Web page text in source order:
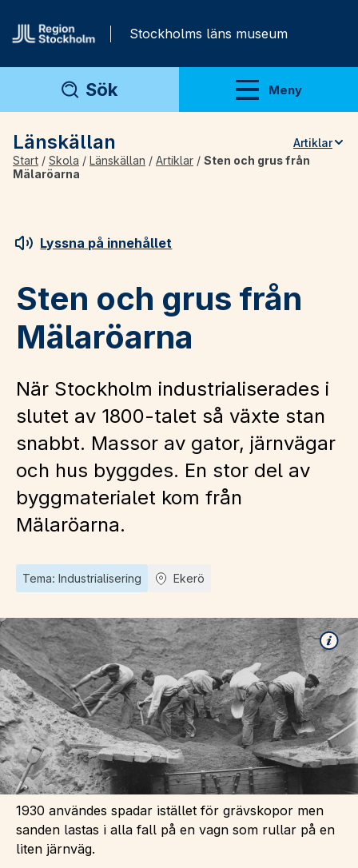
Stockholms läns museum
Sök Meny
Visa meny
Länskällan
Artiklar
Teman
För lärare
Start / Skola / Länskällan / Artiklar / Sten och grus från
Mälaröarna
Lyssna på innehållet
Sten och grus från
Mälaröarna
När Stockholm industrialiserades i
slutet av 1800-talet så växte stan
snabbt. Massor av gator, järnvägar
och hus byggdes. En stor del av
byggmaterialet kom från
Mälaröarna.
Tema: Industrialisering Ekerö
1930 användes spadar istället för grävskopor men
sanden lastas i alla fall på en vagn som rullar på en
liten järnväg.